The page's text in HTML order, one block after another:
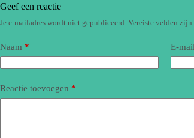
Geef een reactie
Je e-mailadres wordt niet gepubliceerd. Vereiste velden zijn
Naam * E-mail
Reactie toevoegen *